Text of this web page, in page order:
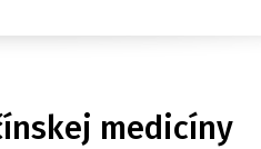
medicíny